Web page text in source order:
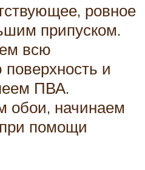
ровное
припуском.
всю
и
ПВА.
обои, начинаем
помощи